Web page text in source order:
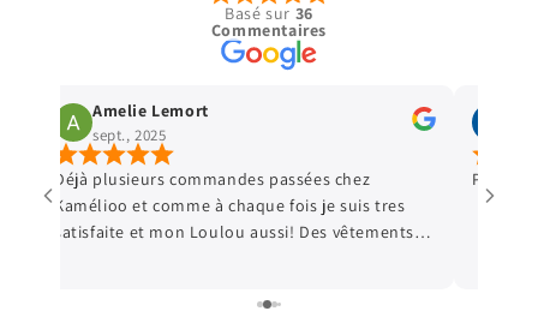
Basé sur 36
Commentaires
Amelie Lemort
sept., 2025
Déjà plusieurs commandes passées chez
Kamélioo et comme à chaque fois je suis tres
satisfaite et mon Loulou aussi! Des vêtements
vite! Hâte de passer ma prochaine commande!
Parfait